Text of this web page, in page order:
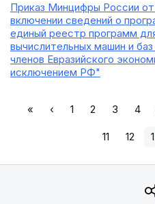
Приказ Минцифры России от
включении сведений о
единый реестр программ
вычислительных машин и
членов Евразийского
исключением РФ"
« ‹ 1 2 3 4
11 12